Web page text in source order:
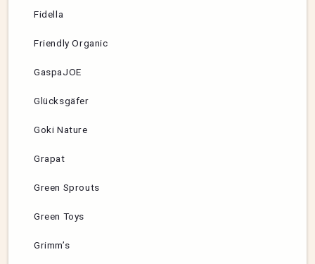
Fidella
Friendly Organic
GaspaJOE
Glücksgäfer
Goki Nature
Grapat
Green Sprouts
Green Toys
Grimm’s